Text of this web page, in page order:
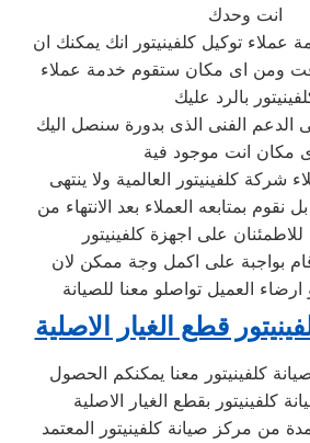
انت وحدك
توكيل كلفينيتور انك يمكنك ان
ومن اى مكان ستقوم خدمة عملاء
بالرد عليك
الفنى الذى بدورة سنصل اليك
مكان انت موجود فية
شركة كلفينيتور العالمية ولا ينتهى
نقوم بمتابعه العملاء بعد الانتهاء من
على اجهزة كلفينيتور
بواجبة على اكمل وجة ممكن لان
ارضاء العميل تواصلو معنا للصيانة
قطع الغيار الاصلية
كلفينيتور بقطع الغيار الاصلية
من مركز صيانة كلفينيتور المعتمد